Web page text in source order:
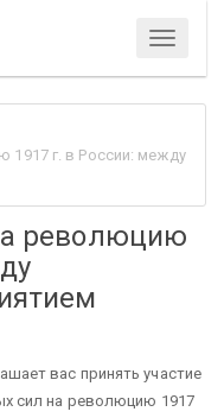
Меню
1917 г. в России: между
революцию
вас принять участие
сил на революцию 1917